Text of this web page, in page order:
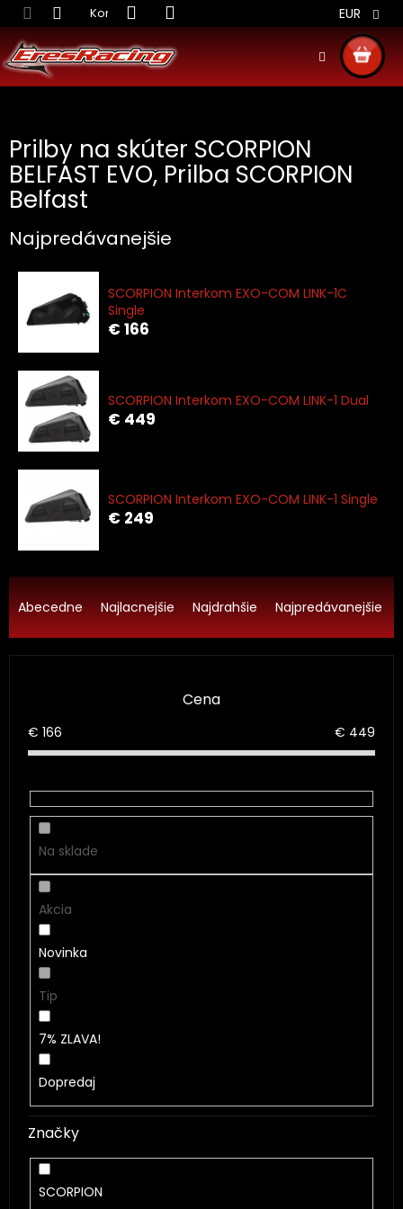
Prejsť
na
obsah
Kontakt Obchodné podmienky Doprava
EUR
KOŠÍK
Prilby na skúter SCORPION
BELFAST EVO, Prilba SCORPION
Belfast
Najpredávanejšie
SCORPION Interkom EXO-COM LINK-1C
Single
€ 166
SCORPION Interkom EXO-COM LINK-1 Dual
€ 449
SCORPION Interkom EXO-COM LINK-1 Single
€ 249
R
a
d
e
Abecedne Najlacnejšie Najdrahšie Najpredávanejšie
Cena
€ 166 € 449
Na sklade
Akcia
Novinka
Tip
7% ZLAVA!
Dopredaj
Značky
SCORPION